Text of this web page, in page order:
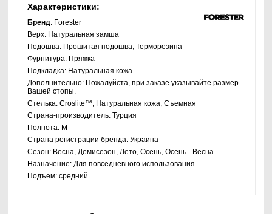
Характеристики:
Бренд: Forester
Верх: Натуральная замша
Подошва: Прошитая подошва, Терморезина
Фурнитура: Пряжка
Подкладка: Натуральная кожа
Дополнительно: Пожалуйста, при заказе указывайте размер
Вашей стопы.
Стелька:Croslite™, Натуральная кожа, Съемная
Страна-производитель:Турция
Полнота: M
Страна регистрации бренда:Украина
Сезон: Весна, Демисезон, Лето, Осень, Осень - Весна
Назначение:Для повседневного использования
Подъем:средний